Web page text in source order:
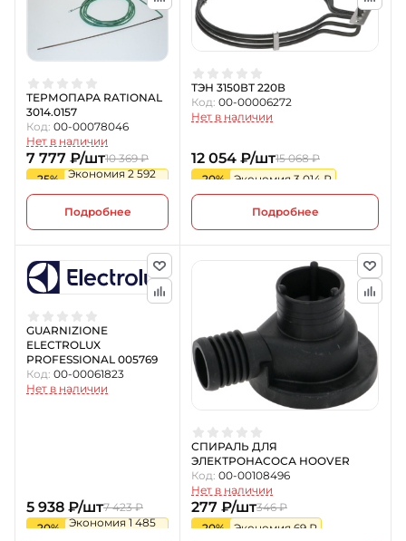
ТЕРМОПАРА RATIONAL
3014.0157
Код: 00-00078046
Нет в наличии
7 777 ₽/шт10 369 ₽
-25%
Экономия 2 592
Подробнее
ТЭН 3150ВТ 220В
Код: 00-00006272
Нет в наличии
12 054 ₽/шт15 068 ₽
-20%
Экономия 3 014 ₽
Подробнее
GUARNIZIONE
ELECTROLUX
PROFESSIONAL 005769
Код: 00-00061823
Нет в наличии
5 938 ₽/шт7 423 ₽
-20%
Экономия 1 485
₽
СПИРАЛЬ ДЛЯ
ЭЛЕКТРОНАСОСА HOOVER
Код: 00-00108496
Нет в наличии
277 ₽/шт346 ₽
-20%
Экономия 69 ₽